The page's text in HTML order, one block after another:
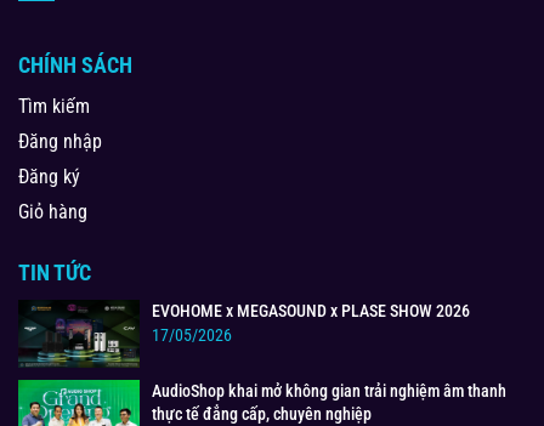
CHÍNH SÁCH
Tìm kiếm
Đăng nhập
Đăng ký
Giỏ hàng
TIN TỨC
EVOHOME x MEGASOUND x PLASE SHOW 2026
17/05/2026
AudioShop khai mở không gian trải nghiệm âm thanh
thực tế đẳng cấp, chuyên nghiệp